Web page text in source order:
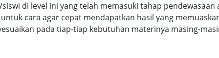
siswi di level ini yang telah memasuki tahap
cara agar cepat mendapatkan hasil yang
pada tiap-tiap kebutuhan materinya masing-